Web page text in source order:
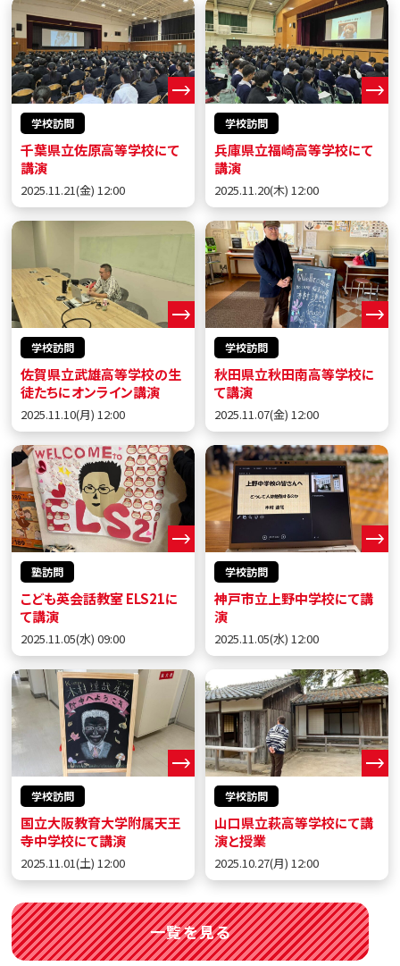
学校訪問
千葉県立佐原高等学校にて
講演
2025.11.21(金) 12:00
学校訪問
兵庫県立福崎高等学校にて
講演
2025.11.20(木) 12:00
学校訪問
佐賀県立武雄高等学校の生
徒たちにオンライン講演
2025.11.10(月) 12:00
学校訪問
秋田県立秋田南高等学校に
て講演
2025.11.07(金) 12:00
塾訪問
こども英会話教室 ELS21に
て講演
2025.11.05(水) 09:00
学校訪問
神戸市立上野中学校にて講
演
2025.11.05(水) 12:00
学校訪問
国立大阪教育大学附属天王
寺中学校にて講演
2025.11.01(土) 12:00
学校訪問
山口県立萩高等学校にて講
演と授業
2025.10.27(月) 12:00
一覧を見る